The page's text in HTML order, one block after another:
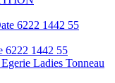
6222 1442 55